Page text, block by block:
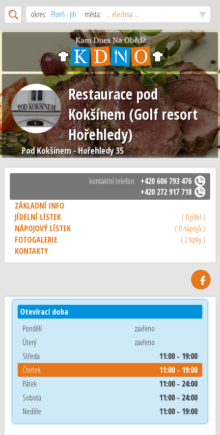
okres: Plzeň - jih města: ... všechna ...
Restaurace pod
Kokšínem (Golf resort
Hořehledy)
Pod Kokšínem - Hořehledy 35
kontaktní telefon: +420 606 793 476
+420 272 917 718
ZÁKLADNÍ INFO
JÍDELNÍ LÍSTEK
( 0 jídel )
NÁPOJOVÝ LÍSTEK
( 0 nápojů )
FOTOGALERIE
( 2 fotky )
KONTAKTY
Otevírací doba
Pondělí
zavřeno
Úterý
zavřeno
Středa
11:00 - 19:00
Čtvrtek
11:00 - 19:00
Pátek
11:00 - 24:00
Sobota
11:00 - 24:00
Neděle
11:00 - 19:00